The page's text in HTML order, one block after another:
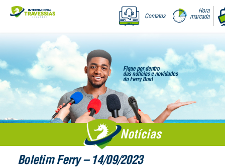
Contatos
Hora
marcada
Notícias
Boletim Ferry – 14/09/2023